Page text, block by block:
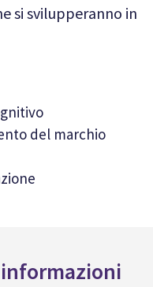
si svilupperanno in
del marchio